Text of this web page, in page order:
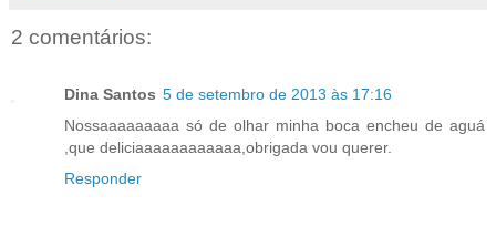
2 comentários:
Dina Santos 5 de setembro de 2013 às 17:16
Nossaaaaaaaaa só de olhar minha boca encheu de aguá
,que deliciaaaaaaaaaaaa,obrigada vou querer.
Responder